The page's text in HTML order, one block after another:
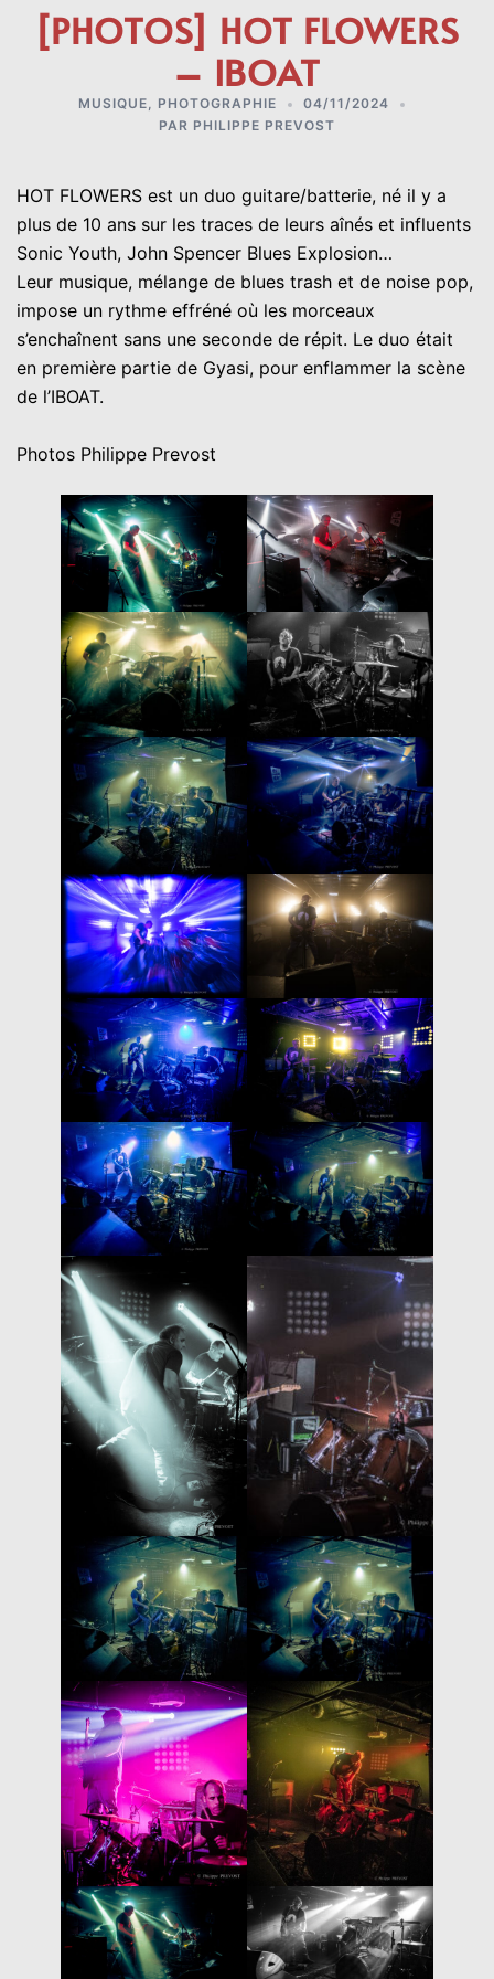
[PHOTOS] HOT FLOWERS
– IBOAT
MUSIQUE, PHOTOGRAPHIE
04/11/2024
PAR PHILIPPE PREVOST
HOT FLOWERS est un duo guitare/batterie, né il y a
plus de 10 ans sur les traces de leurs aînés et influents
Sonic Youth, John Spencer Blues Explosion…
Leur musique, mélange de blues trash et de noise pop,
impose un rythme effréné où les morceaux
s’enchaînent sans une seconde de répit. Le duo était
en première partie de Gyasi, pour enflammer la scène
de l’IBOAT.
Photos Philippe Prevost